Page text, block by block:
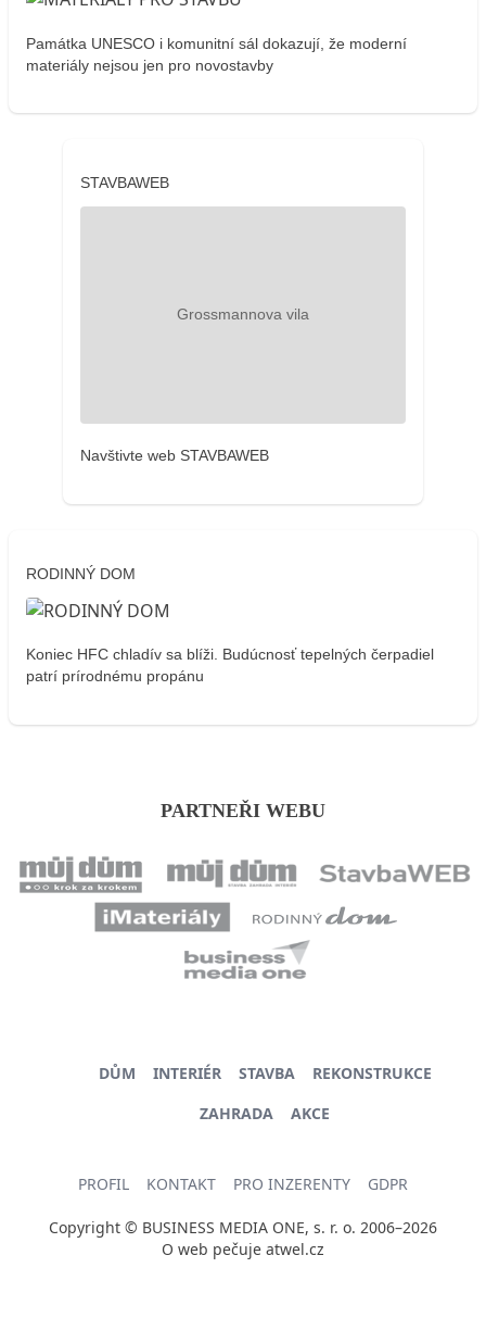
Památka UNESCO i komunitní sál dokazují, že moderní
materiály nejsou jen pro novostavby
STAVBAWEB
Navštivte web STAVBAWEB
RODINNÝ DOM
Koniec HFC chladív sa blíži. Budúcnosť tepelných čerpadiel
patrí prírodnému propánu
PARTNEŘI WEBU
DŮM INTERIÉR STAVBA
REKONSTRUKCE
ZAHRADA
AKCE
PROFIL KONTAKT PRO INZERENTY GDPR
Copyright © BUSINESS MEDIA ONE, s. r. o. 2006–2026